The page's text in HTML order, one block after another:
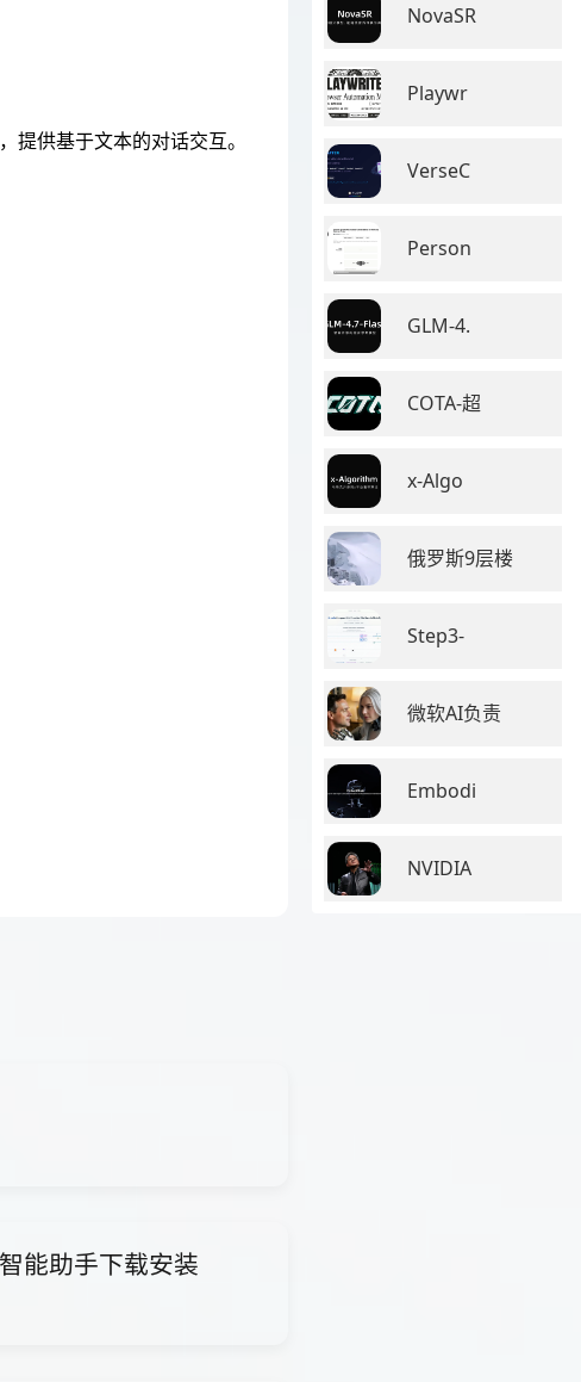
供基于文本的对话交互。
能助手下载安装
NovaSR
Playwr
VerseC
Person
GLM-4.
COTA-超
x-Algo
俄罗斯9层楼
Step3-
微软AI负责
Embodi
NVIDIA